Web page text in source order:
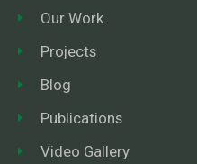
Our Work
Projects
Blog
Publications
Video Gallery